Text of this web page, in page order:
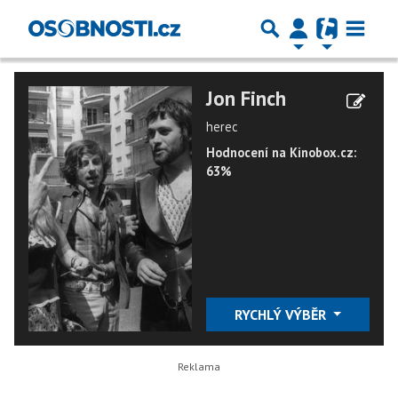
Jon Finch
herec
Hodnocení na Kinobox.cz:
63%
RYCHLÝ VÝBĚR